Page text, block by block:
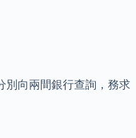
別向兩間銀行查詢，務求